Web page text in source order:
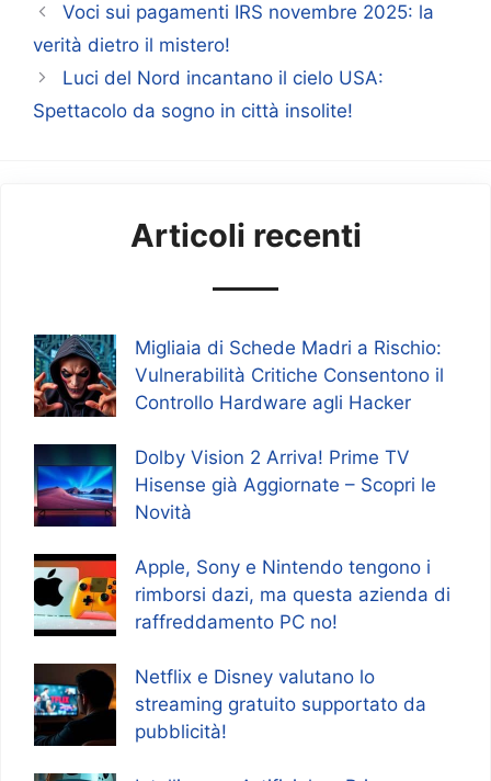
Voci sui pagamenti IRS novembre 2025: la
verità dietro il mistero!
Luci del Nord incantano il cielo USA:
Spettacolo da sogno in città insolite!
Articoli recenti
Migliaia di Schede Madri a Rischio:
Vulnerabilità Critiche Consentono il
Controllo Hardware agli Hacker
Dolby Vision 2 Arriva! Prime TV
Hisense già Aggiornate – Scopri le
Novità
Apple, Sony e Nintendo tengono i
rimborsi dazi, ma questa azienda di
raffreddamento PC no!
Netflix e Disney valutano lo
streaming gratuito supportato da
pubblicità!